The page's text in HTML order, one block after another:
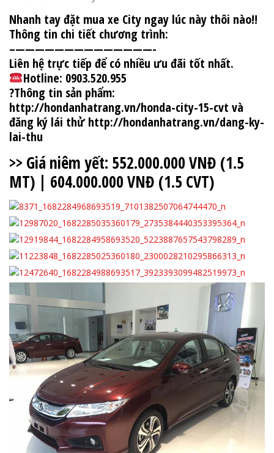
Nhanh tay đặt mua xe City ngay lúc này thôi nào!!
Thông tin chi tiết chương trình:
–——————————————-
Liên hệ trực tiếp để có nhiều ưu đãi tốt nhất.
Hotline: 0903.520.955
?Thông tin sản phẩm:
http://hondanhatrang.vn/honda-city-15-cvt và
đăng ký lái thử http://hondanhatrang.vn/dang-ky-
lai-thu
>> Giá niêm yết: 552.000.000 VNĐ (1.5
MT) | 604.000.000 VNĐ (1.5 CVT)